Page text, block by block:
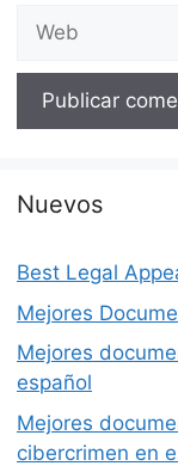
Web
Nuevos
Best Legal
Mejores
Mejores
español
Mejores
cibercrimen en